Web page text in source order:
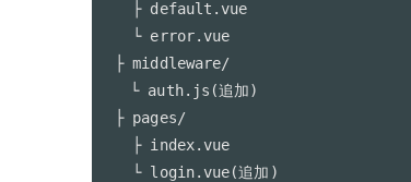
  ├ default.vue
  └ error.vue
├ middleware/
└ auth.js(追加)
├ pages/
  ├ index.vue
  └ login.vue(追加)